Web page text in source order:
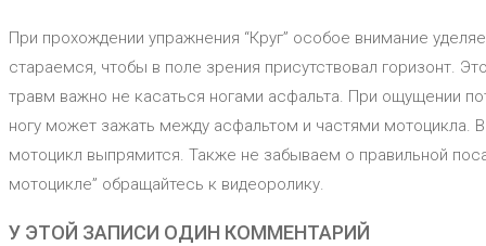
При прохождении упражнения “Круг” особое внимание
стараемся, чтобы в поле зрения присутствовал горизонт.
травм важно не касаться ногами асфальта. При ощущении
ногу может зажать между асфальтом и частями мотоцикла.
мотоцикл выпрямится. Также не забываем о правильной
мотоцикле” обращайтесь к видеоролику.
У ЭТОЙ ЗАПИСИ ОДИН КОММЕНТАРИЙ